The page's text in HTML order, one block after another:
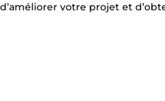
votre projet et